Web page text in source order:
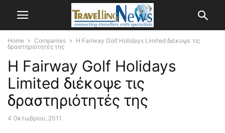
Home Companies
Η Fairway Golf Holidays Limited διέκοψε τις
δραστηριότητές της
Η Fairway Golf Holidays
Limited διέκοψε τις
δραστηριότητές της
4 Οκτωβρίου, 2011